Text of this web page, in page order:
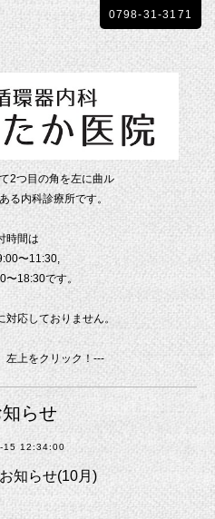
2つ目の角を左に曲ル
る内科診療所です。
時間は
〜11:30,
〜18:30です。
対応しておりません。
上をクリック！---
0798-31-3171
らせ
15 12:34:00
知らせ(10月)